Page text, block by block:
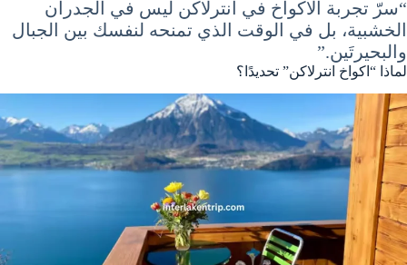
“سرّ تجربة الاكواخ في انترلاكن ليس في الجدران
الخشبية، بل في الوقت الذي تمنحه لنفسك بين الجبال
والبحيرتَين.”
لماذا “اكواخ انترلاكن” تحديدًا؟